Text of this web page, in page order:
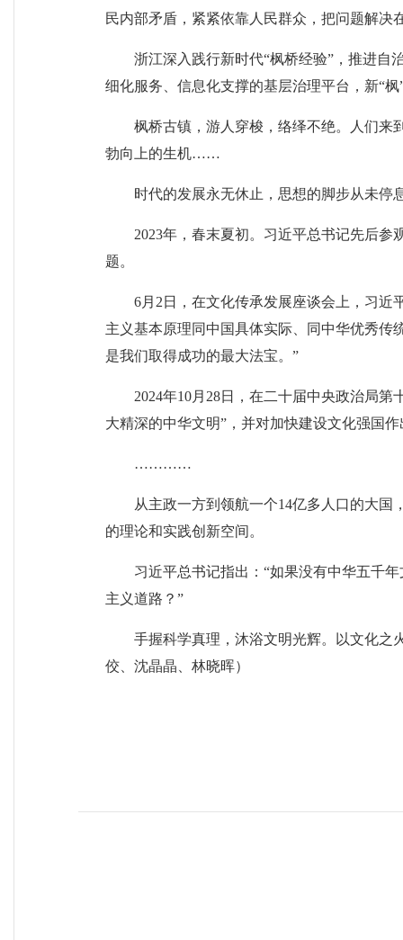
民内部矛盾，紧紧依靠人民群众，把问题解决
浙江深入践行新时代“枫桥经验”，推进自
细化服务、信息化支撑的基层治理平台，新“
枫桥古镇，游人穿梭，络绎不绝。人们来
勃向上的生机……
时代的发展永无休止，思想的脚步从未停
2023年，春末夏初。习近平总书记先后
题。
6月2日，在文化传承发展座谈会上，习近
主义基本原理同中国具体实际、同中华优秀
是我们取得成功的最大法宝。”
2024年10月28日，在二十届中央政治局
大精深的中华文明”，并对加快建设文化强国
…………
从主政一方到领航一个14亿多人口的大
的理论和实践创新空间。
习近平总书记指出：“如果没有中华五千
主义道路？”
手握科学真理，沐浴文明光辉。以文化之
佼、沈晶晶、林晓晖）